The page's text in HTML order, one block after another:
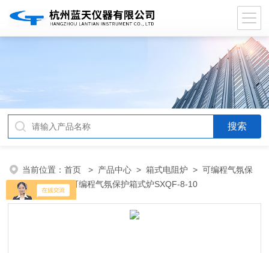
当前位置：首页 > 产品中心 >箱式电阻炉 >可编程气氛保
护箱式炉> 可编程气氛保护箱式炉SXQF-8-10